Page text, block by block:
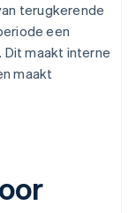
terugkerende
een
maakt interne
maakt